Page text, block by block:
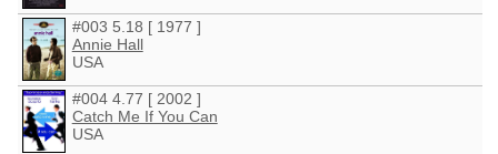
#003 5.18 [ 1977 ]
Annie Hall
USA
#004 4.77 [ 2002 ]
Catch Me If You Can
USA